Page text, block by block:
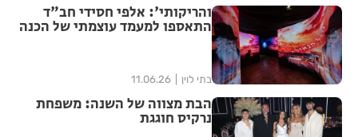
והריקותי': אלפי חסידי חב"ד
התאספו למעמד עוצמתי של הכנה
בתי לוין 11.06.26
הבת מצווה של השנה: משפחת
נרקיס חוגגת